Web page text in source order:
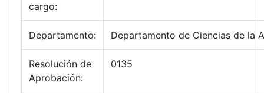
cargo:
Departamento: Departamento de Ciencias de la
Resolución de
Aprobación:
0135